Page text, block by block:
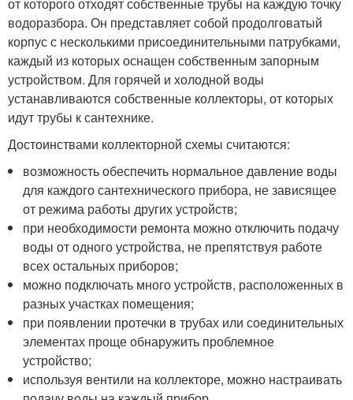
водоразбора. Он представляет собой продолговатый
корпус с несколькими присоединительными патрубками,
каждый из которых оснащен собственным запорным
устройством. Для горячей и холодной воды
устанавливаются собственные коллекторы, от которых
идут трубы к сантехнике.
Достоинствами коллекторной схемы считаются:
возможность обеспечить нормальное давление воды
для каждого сантехнического прибора, не зависящее
от режима работы других устройств;
при необходимости ремонта можно отключить подачу
воды от одного устройства, не препятствуя работе
всех остальных приборов;
можно подключать много устройств, расположенных в
разных участках помещения;
при появлении протечки в трубах или соединительных
элементах проще обнаружить проблемное
устройство;
используя вентили на коллекторе, можно настраивать